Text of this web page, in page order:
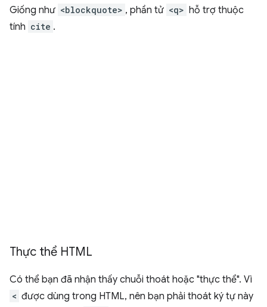
Giống như <blockquote> , phần tử <q> hỗ trợ thuộc
tính cite .
Thực thể HTML
Có thể bạn đã nhận thấy chuỗi thoát hoặc "thực thể". Vì
< được dùng trong HTML, nên bạn phải thoát ký tự này